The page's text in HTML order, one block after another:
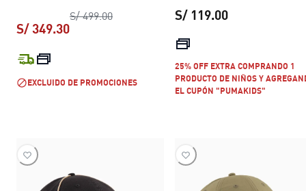
S/ 499.00precio original S/ 499.00
S/ 349.30
EXCLUIDO DE PROMOCIONES
S/ 119.00
25% OFF EXTRA COMPRANDO 1
PRODUCTO DE NIÑOS Y
EL CUPÓN "PUMAKIDS"